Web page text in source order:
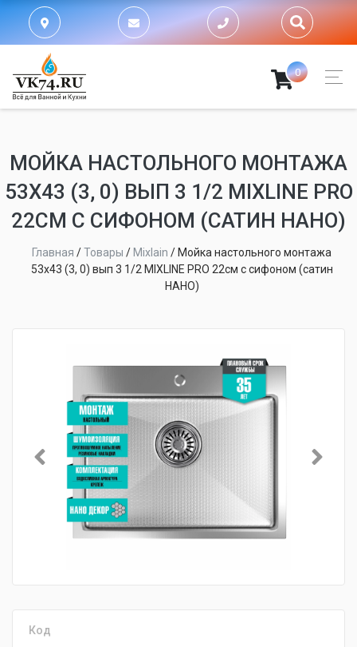
0
МОЙКА НАСТОЛЬНОГО МОНТАЖА
53Х43 (3, 0) ВЫП 3 1/2 MIXLINE PRO
22СМ С СИФОНОМ (САТИН НАНО)
Главная /Товары / Mixlain / Мойка настольного монтажа
53х43 (3, 0) вып 3 1/2 MIXLINE PRO 22см с сифоном (сатин
НАНО)
Код